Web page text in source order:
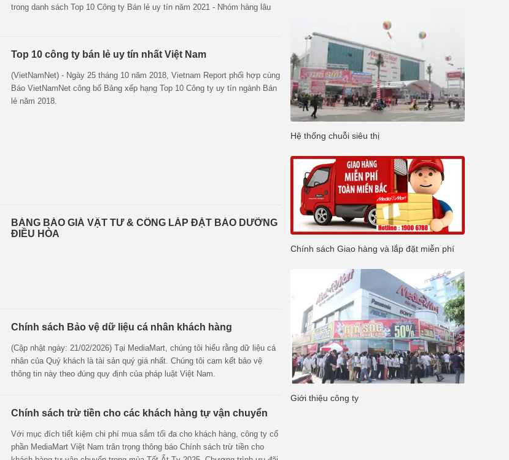
trong danh sách Top 10 Công ty Bán lẻ uy tín năm 2021 - Nhóm hàng lâu
Top 10 công ty bán lẻ uy tín nhất Việt Nam
(VietNamNet) - Ngày 25 tháng 10 năm 2018, Vietnam Report phối hợp cùng
Báo VietNamNet công bố Bảng xếp hạng Top 10 Công ty uy tín ngành Bán
lẻ năm 2018.
BẢNG BÁO GIÁ VẬT TƯ & CÔNG LẮP ĐẶT BẢO DƯỠNG
ĐIỀU HÒA
Chính sách Bảo vệ dữ liệu cá nhân khách hàng
(Cập nhật ngày: 21/02/2026) Tại MediaMart, chúng tôi hiểu rằng dữ liệu cá
nhân của Quý khách là tài sản quý giá nhất. Chúng tôi cam kết bảo vệ
thông tin này theo đúng quy định của pháp luật Việt Nam.
Chính sách trừ tiền cho các khách hàng tự vận chuyển
Với mục đích tiết kiệm chi phí mua sắm tối đa cho khách hàng, công ty cổ
phần MediaMart Việt Nam trân trọng thông báo Chính sách trừ tiền cho
Hệ thống chuỗi siêu thị
Chính sách Giao hàng và lắp đặt miễn phí
Giới thiệu công ty